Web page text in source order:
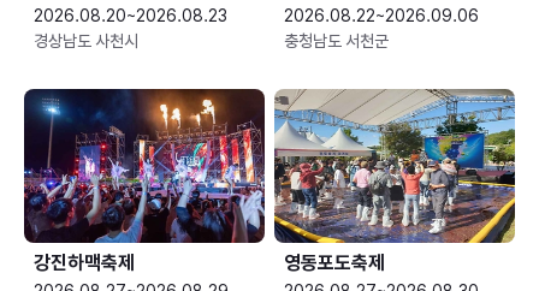
2026.08.20~2026.08.23
경상남도 사천시
2026.08.22~2026.09.06
충청남도 서천군
강진하맥축제 영동포도축제